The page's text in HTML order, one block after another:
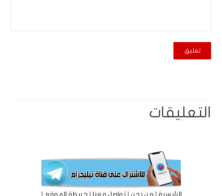
التعليقات
الرئيسية|من نحن|تواصل معنا|خريطة الموقع |